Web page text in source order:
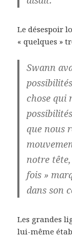
Le désespoir
« quelques »
Swann
chose qui
que nous
notre
fois »
dans son
Les grandes
lui-même